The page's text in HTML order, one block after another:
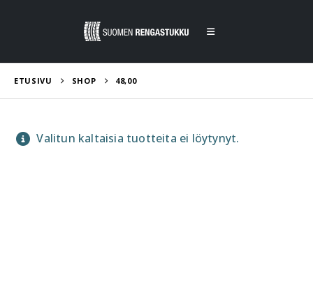
ETUSIVU SHOP 48,00
Valitun kaltaisia tuotteita ei löytynyt.